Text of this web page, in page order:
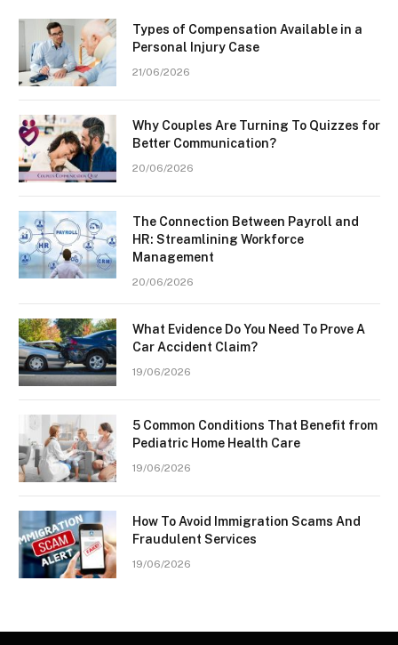
Types of Compensation Available in a
Personal Injury Case
21/06/2026
Why Couples Are Turning To Quizzes for
Better Communication?
20/06/2026
The Connection Between Payroll and
HR: Streamlining Workforce
Management
20/06/2026
What Evidence Do You Need To Prove A
Car Accident Claim?
19/06/2026
5 Common Conditions That Benefit from
Pediatric Home Health Care
19/06/2026
How To Avoid Immigration Scams And
Fraudulent Services
19/06/2026